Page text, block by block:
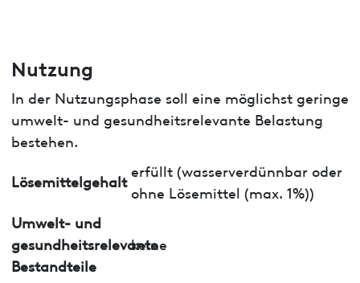
Nutzung
In der Nutzungsphase soll eine möglichst geringe
umwelt- und gesundheitsrelevante Belastung
bestehen.
Lösemittelgehalt
erfüllt (wasserverdünnbar oder
ohne Lösemittel (max. 1%))
Umwelt- und
gesundheitsrelevante
Bestandteile
keine